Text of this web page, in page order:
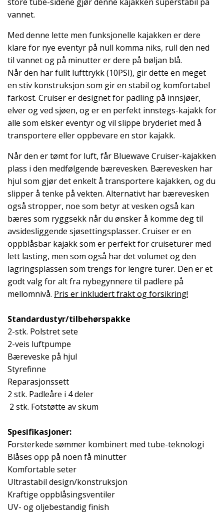
vannet.
Med denne lette men funksjonelle kajakken er dere
klare for nye eventyr på null komma niks, rull den ned
til vannet og på minutter er dere på bøljan blå.
Når den har fullt lufttrykk (10PSI), gir dette en meget
en stiv konstruksjon som gir en stabil og komfortabel
farkost. Cruiser er designet for padling på innsjøer,
elver og ved sjøen, og er en perfekt innstegs-kajakk for
alle som elsker eventyr og vil slippe bryderiet med å
transportere eller oppbevare en stor kajakk.
Når den er tømt for luft, får Bluewave Cruiser-kajakken
plass i den medfølgende bærevesken. Bærevesken har
hjul som gjør det enkelt å transportere kajakken, og du
slipper å tenke på vekten. Alternativt har bærevesken
også stropper, noe som betyr at vesken også kan
bæres som ryggsekk når du ønsker å komme deg til
avsidesliggende sjøsettingsplasser. Cruiser er en
oppblåsbar kajakk som er perfekt for cruiseturer med
lett lasting, men som også har det volumet og den
lagringsplassen som trengs for lengre turer. Den er et
godt valg for alt fra nybegynnere til padlere på
mellomnivå. Pris er inkludert frakt og forsikring!
Standardustyr/tilbehørspakke
2-stk. Polstret sete
2-veis luftpumpe
Bæreveske på hjul
Styrefinne
Reparasjonssett
2 stk. Padleåre i 4 deler
2 stk. Fotstøtte av skum
Spesifikasjoner:
Forsterkede sømmer kombinert med tube-teknologi
Blåses opp på noen få minutter
Komfortable seter
Ultrastabil design/konstruksjon
Kraftige oppblåsingsventiler
UV- og oljebestandig finish